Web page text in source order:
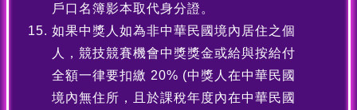
戶口名簿影本取代身分證。
如果中獎人如為非中華民國境內居住之個
人，競技競賽機會中獎獎金或給與按給付
全額一律要扣繳 20% (中獎人在中華民國
境內無住所，且於課稅年度內在中華民國